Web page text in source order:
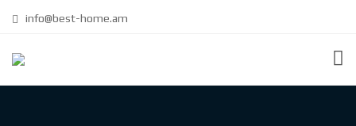
info@best-home.am